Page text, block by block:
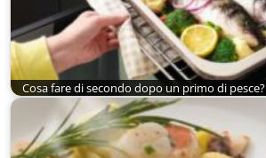
Cosa fare di secondo dopo un primo di pesce?